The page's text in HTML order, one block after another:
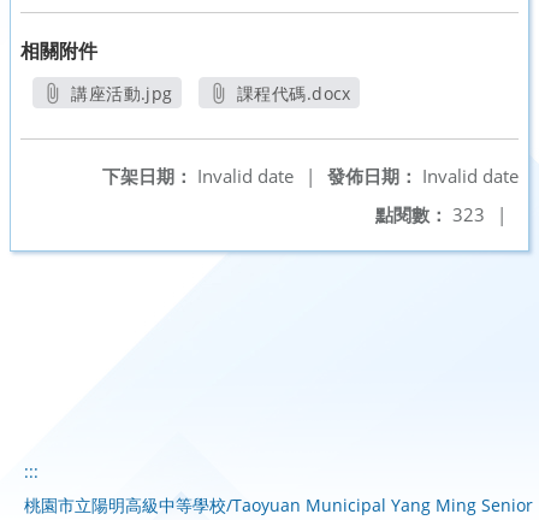
相關附件
講座活動.jpg
課程代碼.docx
發佈日期： Invalid date
下架日期： Invalid date
|
點閱數： 323 |
:::
桃園市立陽明高級中等學校/Taoyuan Municipal Yang Ming Senior